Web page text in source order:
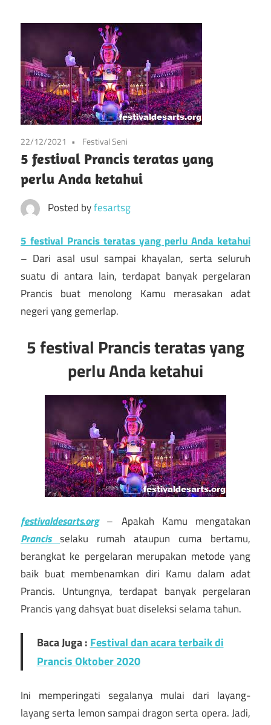
Situs
Festival
Pameran
Kesenian
Prancis
tentang
kesenian
di
prancis
mulai
dari
seni,
musik,
dan
festival
lainnya
22/12/2021 Festival Seni
5 festival Prancis teratas yang
perlu Anda ketahui
Posted byfesartsg
5 festival Prancis teratas yang perlu Anda ketahui
– Dari asal usul sampai khayalan, serta seluruh
suatu di antara lain, terdapat banyak pergelaran
Prancis buat menolong Kamu merasakan adat
negeri yang gemerlap.
5 festival Prancis teratas yang
perlu Anda ketahui
festivaldesarts.org– Apakah Kamu mengatakan
Prancis selaku rumah ataupun cuma bertamu,
berangkat ke pergelaran merupakan metode yang
baik buat membenamkan diri Kamu dalam adat
Prancis. Untungnya, terdapat banyak pergelaran
Prancis yang dahsyat buat diseleksi selama tahun.
Baca Juga : Festival dan acara terbaik di
Prancis Oktober 2020
Ini memperingati segalanya mulai dari layang-
layang serta lemon sampai dragon serta opera. Jadi,